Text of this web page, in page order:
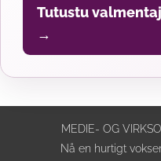
Tutustu
→
MEDIE- OG
Nå en hurtigt